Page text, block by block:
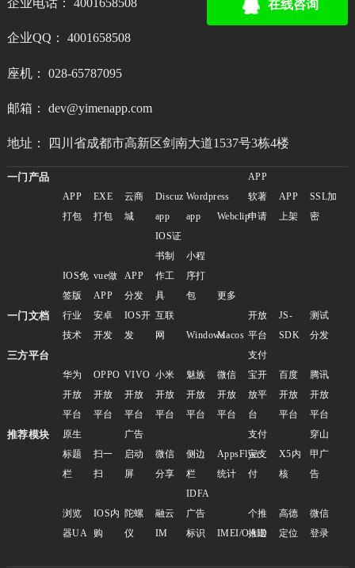
企业QQ： 4001658508
座机： 028-65787095
邮箱： dev@yimenapp.com
地址： 四川省成都市高新区剑南大道1537号3栋4楼
在线咨询
一门产品
APP
打包
EXE
打包
云商
城
Discuz
app
Wordpress
app
Webclip
APP
软著
申请
APP
上架
SSL加
密
IOS免
签版
vue做
APP
APP
分发
IOS证
书制
作工
具
小程
序打
包
更多
一门文档
行业
技术
安卓
开发
IOS开
发
互联
网
WindowsMacos
开放
平台
JS-
SDK
测试
分发
三方平台
华为
开放
平台
OPPO
开放
平台
VIVO
开放
平台
小米
开放
平台
魅族
开放
平台
微信
开放
平台
支付
宝开
放平
台
百度
开放
平台
腾讯
开放
平台
推荐模块
原生
标题
栏
扫一
扫
广告
启动
屏
微信
分享
侧边
栏
AppsFlyer
统计
支付
宝支
付
X5内
核
穿山
甲广
告
浏览
器UA
IOS内
购
陀螺
仪
融云
IM
IDFA
广告
标识
IMEI/OAID
个推
推送
高德
定位
微信
登录